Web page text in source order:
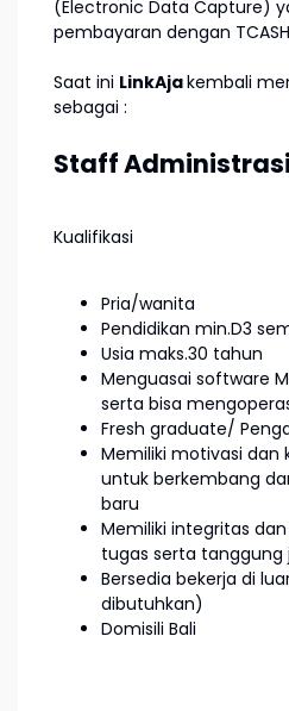
(Electronic Data Capture)
pembayaran dengan
Saat ini LinkAjakembali
sebagai :
Staff Administrasi
Kualifikasi
Pria/wanita
Pendidikan min.D3
Usia maks.30 tahun
Menguasai software
serta bisa
Fresh graduate/
Memiliki motivasi dan
untuk berkembang
baru
Memiliki integritas
tugas serta tanggung
Bersedia bekerja di
dibutuhkan)
Domisili Bali